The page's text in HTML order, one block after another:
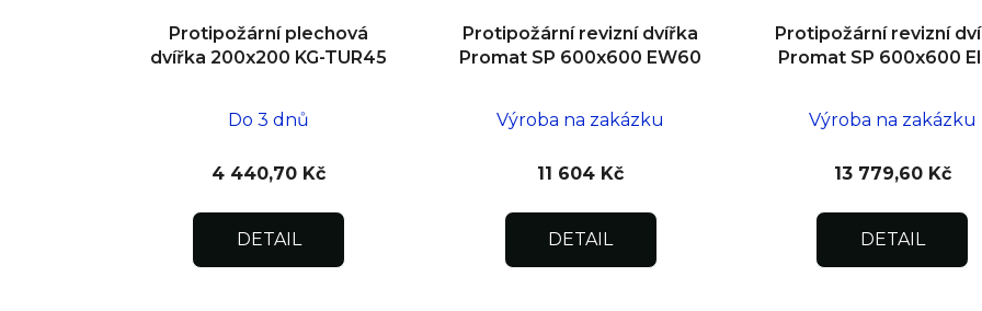
Protipožární plechová
dvířka 200x200 KG-TUR45
Do 3 dnů
4 440,70 Kč
DETAIL
Protipožární revizní dvířka
Promat SP 600x600 EW60
Výroba na zakázku
11 604 Kč
DETAIL
Protipožární revizní
Promat SP 600x600
Výroba na zakázku
13 779,60 Kč
DETAIL